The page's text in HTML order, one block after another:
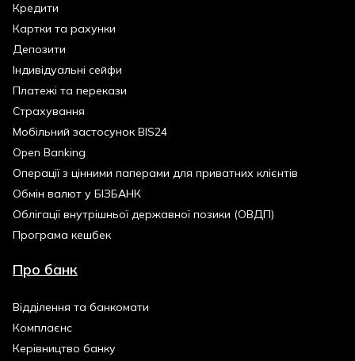
Кредити
Картки та рахунки
Депозити
Індивідуальні сейфи
Платежі та перекази
Страхування
Мобільний застосунок BIS24
Open Banking
Операції з цінними паперами для приватних клієнтів
Обмін валют у БІЗБАНК
Облігації внутрішньої державної позики (ОВДП)
Програма кешбек
Про банк
Відділення та банкомати
Комплаєнс
Керівництво банку